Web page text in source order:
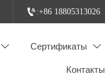
:+86 18805313026
 Сертификаты 
Контакты